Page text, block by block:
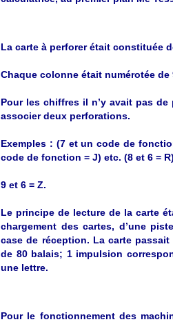
La carte à perforer était constituée
Chaque colonne était numérotée
Pour les chiffres il n’y avait pas
associer deux perforations.
Exemples : (7 et un code de
code de fonction = J) etc. (8 et 6 =
9 et 6 = Z.
Le principe de lecture de la carte
chargement des cartes, d’une
case de réception. La carte
de 80 balais; 1 impulsion
une lettre.
Pour le fonctionnement des